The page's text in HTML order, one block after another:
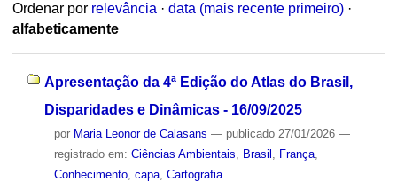
Ordenar por relevância · data (mais recente primeiro) ·
alfabeticamente
Apresentação da 4ª Edição do Atlas do Brasil,
Disparidades e Dinâmicas - 16/09/2025
por Maria Leonor de Calasans — publicado27/01/2026 —
registrado em: Ciências Ambientais Brasil França,
Conhecimento, capa, Cartografia